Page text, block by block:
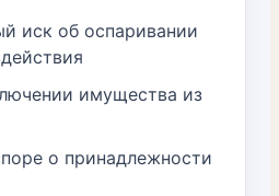
иск об оспаривании
имущества из
о принадлежности